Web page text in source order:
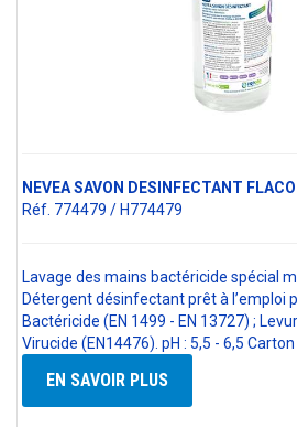
NEVEA SAVON DESINFECTANT
Réf. 774479 / H774479
Lavage des mains bactéricide spécial
Détergent désinfectant prêt à l’emploi
Bactéricide (EN 1499 - EN 13727) ;
Virucide (EN14476). pH : 5,5 - 6,5
EN SAVOIR PLUS